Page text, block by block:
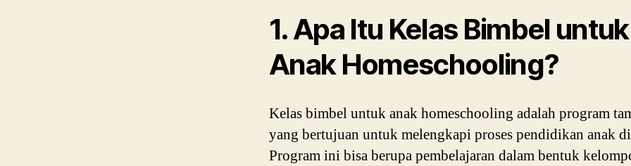
1. Apa Itu Kelas Bimbel untuk
Anak Homeschooling?
Kelas bimbel untuk anak homeschooling adalah program
yang bertujuan untuk melengkapi proses pendidikan anak
Program ini bisa berupa pembelajaran dalam bentuk